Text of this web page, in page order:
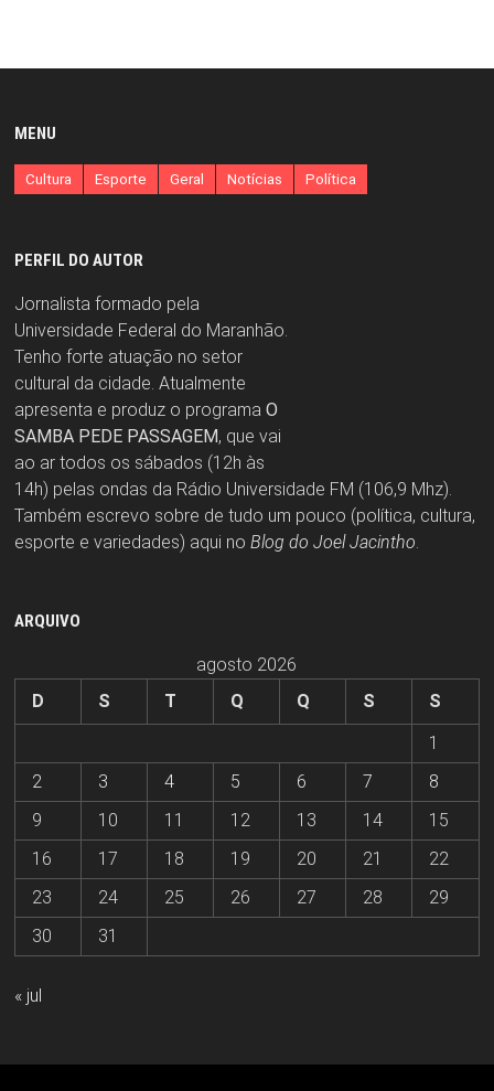
MENU
Cultura Esporte Geral Notícias Política
PERFIL DO AUTOR
Jornalista formado pela
Universidade Federal do Maranhão.
Tenho forte atuação no setor
cultural da cidade. Atualmente
apresenta e produz o programa O
SAMBA PEDE PASSAGEM, que vai
ao ar todos os sábados (12h às
14h) pelas ondas da Rádio Universidade FM (106,9 Mhz).
Também escrevo sobre de tudo um pouco (política, cultura,
esporte e variedades) aqui no Blog do Joel Jacintho
ARQUIVO
agosto 2026
D
S T Q Q S
S
1
2
3 4 5 6 7
8
9
10 11 12 13 14
15
16
17 18 19 20 21
22
23
24 25 26 27 28
29
30
31
« jul